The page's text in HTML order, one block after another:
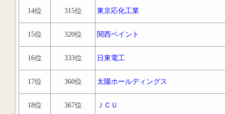
14位 315位 東京応化工業
15位 320位 関西ペイント
16位 333位 日東電工
17位 360位 太陽ホールディングス
18位 367位 ＪＣＵ